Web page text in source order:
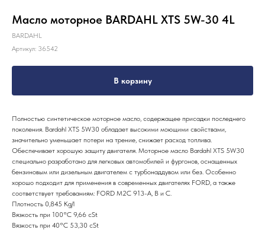
Масло моторное BARDAHL XTS 5W-30 4L
BARDAHL
Артикул: 36542
В корзину
Полностью синтетическое моторное масло, содержащее присадки последнего
поколения. Bardahl XTS 5W30 обладает высокими моющими свойствами,
значительно уменьшает потери на трение, снижает расход топлива.
Обеспечивает хорошую защиту двигателя. Моторное масло Bardahl XTS 5W30
специально разработано для легковых автомобилей и фургонов, оснащенных
бензиновым или дизельным двигателем с турбонаддувом или без. Особенно
хорошо подходит для применения в современных двигателях FORD, а также
соответствует требованиям: FORD M2C 913-A, B и C.
Плотность 0,845 Kg/l
Вязкость при 100°С 9,66 cSt
Вязкость при 40°С 53,30 cSt